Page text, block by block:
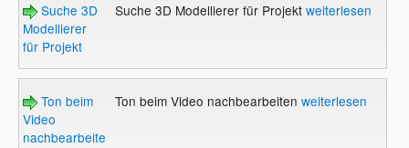
Suche 3D
Modellierer
für Projekt
Suche 3D Modellierer für Projekt weiterlesen
Ton beim
Video
nachbearbeiten
Ton beim Video nachbearbeiten weiterlesen